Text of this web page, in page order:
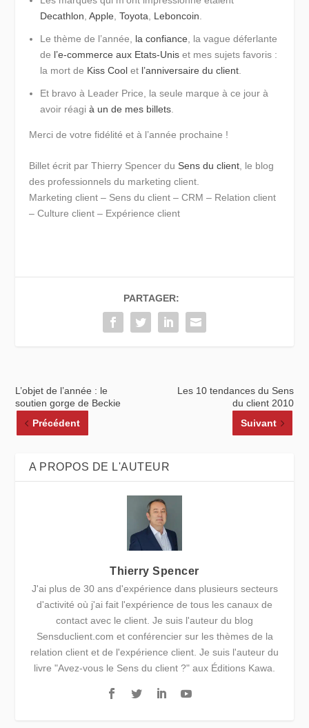
Decathlon,Apple,Toyota, Leboncoin.
Le thème de l’année, la confiance , la vague déferlante
de l’e-commerce aux Etats-Unis et mes sujets favoris :
la mort de Kiss Cool et l’anniversaire du client
Et bravo à Leader Price, la seule marque à ce jour à
avoir réagià un de mes billets
Merci de votre fidélité et à l’année prochaine !
Billet écrit par Thierry Spencer du Sens du client, le blog
des professionnels du marketing client.
Marketing client – Sens du client – CRM – Relation client
– Culture client – Expérience client
PARTAGER:
L’objet de l’année : le
soutien gorge de Beckie
Précédent
Les 10 tendances du Sens
du client 2010
Suivant
A PROPOS DE L'AUTEUR
Thierry Spencer
J'ai plus de 30 ans d'expérience dans plusieurs secteurs
d'activité où j'ai fait l'expérience de tous les canaux de
contact avec le client. Je suis l'auteur du blog
Sensduclient.com et conférencier sur les thèmes de la
relation client et de l'expérience client. Je suis l'auteur du
livre "Avez-vous le Sens du client ?" aux Éditions Kawa.